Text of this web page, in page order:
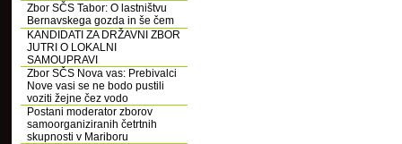
Zbor SČS Tabor: O lastništvu
Bernavskega gozda in še čem
KANDIDATI ZA DRŽAVNI ZBOR
JUTRI O LOKALNI
SAMOUPRAVI
Zbor SČS Nova vas: Prebivalci
Nove vasi se ne bodo pustili
voziti žejne čez vodo
Postani moderator zborov
samoorganiziranih četrtnih
skupnosti v Mariboru